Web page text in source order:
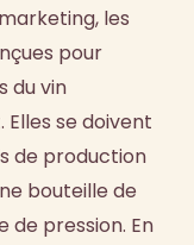
les
pour
du vin
se doivent
de production
bouteille de
pression. En